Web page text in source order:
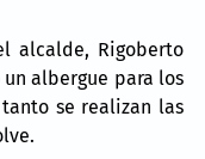
alcalde, Rigoberto
albergue para los
se realizan las